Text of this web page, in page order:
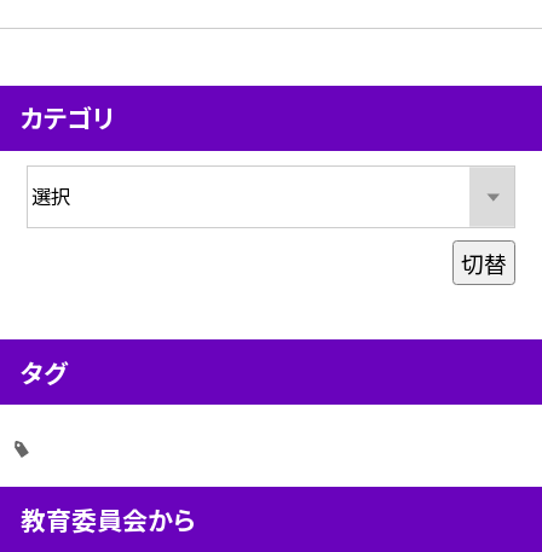
カテゴリ
切替
タグ
教育委員会から